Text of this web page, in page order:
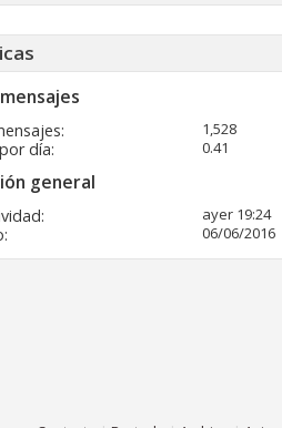
1,528
día 0.41
general
ayer 19:24
06/06/2016